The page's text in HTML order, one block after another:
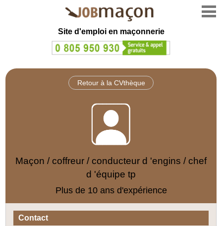
Site d'emploi en maçonnerie
Retour à la CVthèque
Maçon / coffreur / conducteur d 'engins / chef
d 'équipe tp
Plus de 10 ans d'expérience
Contact